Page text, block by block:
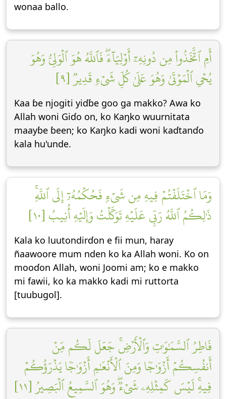
wonaa ballo.
أَمِ ٱتَّخَذُواْ مِن دُونِهِۦٓ أَوۡلِيَآءَۖ فَٱللَّهُ هُوَ ٱلۡوَلِيُّ وَهُوَ
يُحۡيِ ٱلۡمَوۡتَىٰ وَهُوَ عَلَىٰ كُلِّ شَيۡءٖ قَدِيرٞ [٩]
Kaa ɓe njogiti yiɗɓe goo ga makko? Awa ko
Allah woni Giɗo on, ko Kaŋko wuurnitata
maayɓe ɓeen; ko Kaŋko kadi woni kaɗtanɗo
kala hu'unde.
وَمَا ٱخۡتَلَفۡتُمۡ فِيهِ مِن شَيۡءٖ فَحُكۡمُهُۥٓ إِلَى ٱللَّهِۚ
ذَٰلِكُمُ ٱللَّهُ رَبِّي عَلَيۡهِ تَوَكَّلۡتُ وَإِلَيۡهِ أُنِيبُ [١٠]
Kala ko luutondirɗon e fii mun, haray
ñaawoore mum nden ko ka Allah woni. Ko on
mooɗon Allah, woni Joomi am; ko e makko
mi fawii, ko ka makko kadi mi ruttorta
[tuubugol].
فَاطِرُ ٱلسَّمَٰوَٰتِ وَٱلۡأَرۡضِۚ جَعَلَ لَكُم مِّنۡ
أَنفُسِكُمۡ أَزۡوَٰجٗا وَمِنَ ٱلۡأَنۡعَٰمِ أَزۡوَٰجٗا يَذۡرَؤُكُمۡ
فِيهِۚ لَيۡسَ كَمِثۡلِهِۦ شَيۡءٞۖ وَهُوَ ٱلسَّمِيعُ ٱلۡبَصِيرُ [١١]